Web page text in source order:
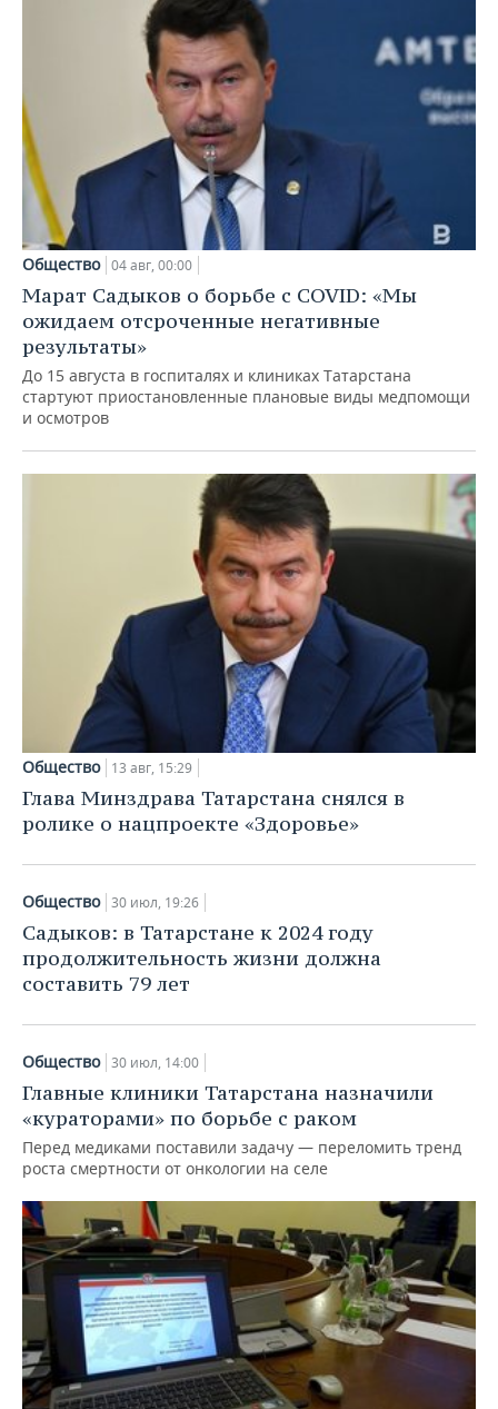
Общество 04 авг, 00:00
Марат Садыков о борьбе с COVID: «Мы
ожидаем отсроченные негативные
результаты»
До 15 августа в госпиталях и клиниках Татарстана
стартуют приостановленные плановые виды медпомощи
и осмотров
Общество 13 авг, 15:29
Глава Минздрава Татарстана снялся в
ролике о нацпроекте «Здоровье»
Общество 30 июл, 19:26
Садыков: в Татарстане к 2024 году
продолжительность жизни должна
составить 79 лет
Общество 30 июл, 14:00
Главные клиники Татарстана назначили
«кураторами» по борьбе с раком
Перед медиками поставили задачу — переломить тренд
роста смертности от онкологии на селе